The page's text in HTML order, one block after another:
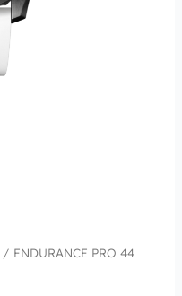
/ ENDURANCE PRO 44